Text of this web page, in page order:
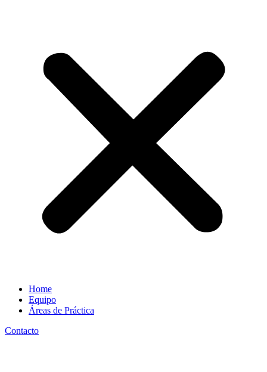
Home
Equipo
Áreas de Práctica
Contacto